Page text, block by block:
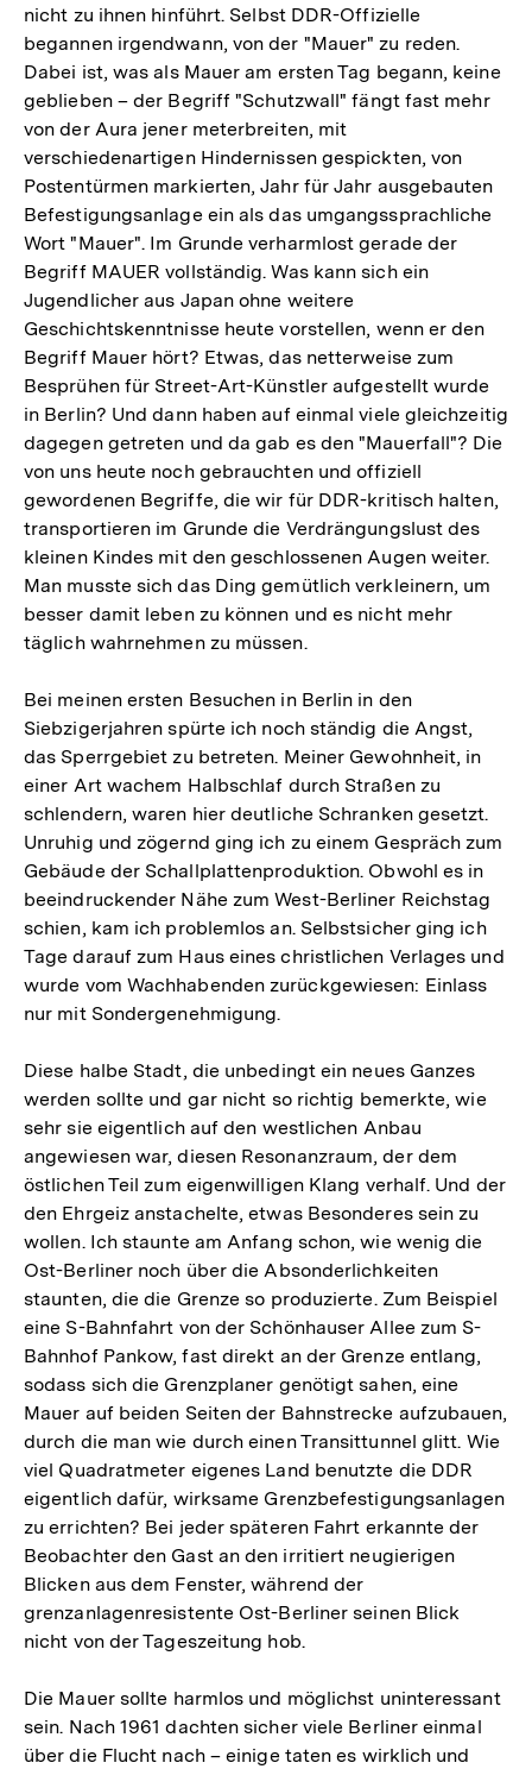
nicht zu ihnen hinführt. Selbst DDR-Offizielle
begannen irgendwann, von der "Mauer" zu reden.
Dabei ist, was als Mauer am ersten Tag begann, keine
geblieben – der Begriff "Schutzwall" fängt fast mehr
von der Aura jener meterbreiten, mit
verschiedenartigen Hindernissen gespickten, von
Postentürmen markierten, Jahr für Jahr ausgebauten
Befestigungsanlage ein als das umgangssprachliche
Wort "Mauer". Im Grunde verharmlost gerade der
Begriff MAUER vollständig. Was kann sich ein
Jugendlicher aus Japan ohne weitere
Geschichtskenntnisse heute vorstellen, wenn er den
Begriff Mauer hört? Etwas, das netterweise zum
Besprühen für Street-Art-Künstler aufgestellt wurde
in Berlin? Und dann haben auf einmal viele gleichzeitig
dagegen getreten und da gab es den "Mauerfall"? Die
von uns heute noch gebrauchten und offiziell
gewordenen Begriffe, die wir für DDR-kritisch halten,
transportieren im Grunde die Verdrängungslust des
kleinen Kindes mit den geschlossenen Augen weiter.
Man musste sich das Ding gemütlich verkleinern, um
besser damit leben zu können und es nicht mehr
täglich wahrnehmen zu müssen.
Bei meinen ersten Besuchen in Berlin in den
Siebzigerjahren spürte ich noch ständig die Angst,
das Sperrgebiet zu betreten. Meiner Gewohnheit, in
einer Art wachem Halbschlaf durch Straßen zu
schlendern, waren hier deutliche Schranken gesetzt.
Unruhig und zögernd ging ich zu einem Gespräch zum
Gebäude der Schallplattenproduktion. Obwohl es in
beeindruckender Nähe zum West-Berliner Reichstag
schien, kam ich problemlos an. Selbstsicher ging ich
Tage darauf zum Haus eines christlichen Verlages und
wurde vom Wachhabenden zurückgewiesen: Einlass
nur mit Sondergenehmigung.
Diese halbe Stadt, die unbedingt ein neues Ganzes
werden sollte und gar nicht so richtig bemerkte, wie
sehr sie eigentlich auf den westlichen Anbau
angewiesen war, diesen Resonanzraum, der dem
östlichen Teil zum eigenwilligen Klang verhalf. Und der
den Ehrgeiz anstachelte, etwas Besonderes sein zu
wollen. Ich staunte am Anfang schon, wie wenig die
Ost-Berliner noch über die Absonderlichkeiten
staunten, die die Grenze so produzierte. Zum Beispiel
eine S-Bahnfahrt von der Schönhauser Allee zum S-
Bahnhof Pankow, fast direkt an der Grenze entlang,
sodass sich die Grenzplaner genötigt sahen, eine
Mauer auf beiden Seiten der Bahnstrecke aufzubauen,
durch die man wie durch einen Transittunnel glitt. Wie
viel Quadratmeter eigenes Land benutzte die DDR
eigentlich dafür, wirksame Grenzbefestigungsanlagen
zu errichten? Bei jeder späteren Fahrt erkannte der
Beobachter den Gast an den irritiert neugierigen
Blicken aus dem Fenster, während der
grenzanlagenresistente Ost-Berliner seinen Blick
nicht von der Tageszeitung hob.
Die Mauer sollte harmlos und möglichst uninteressant
sein. Nach 1961 dachten sicher viele Berliner einmal
über die Flucht nach – einige taten es wirklich und